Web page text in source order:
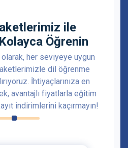
ile
Öğrenin
her seviyeye uygun
dil öğrenme
İhtiyaçlarınıza en
avantajlı fiyatlarla eğitim
indirimlerini kaçırmayın!